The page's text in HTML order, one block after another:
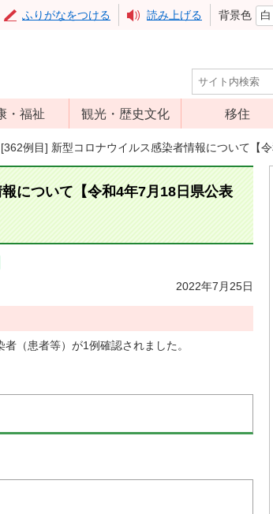
ふりがなをつける 読み上げる 背景色 白
・福祉
祉
福祉
険
医療
進
観光・歴史文化
観光
アップルミュー
ジアム
文化財
移住
[362例目] 新型コロナウイルス感染者情報について【
について【令和4年7月18日県公表
2022年7月25日
（患者等）が1例確認されました。